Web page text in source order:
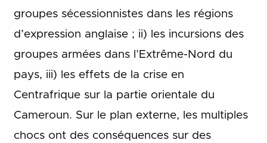
groupes sécessionnistes dans les régions
d’expression anglaise ; ii) les incursions des
groupes armées dans l’Extrême-Nord du
pays, iii) les effets de la crise en
Centrafrique sur la partie orientale du
Cameroun. Sur le plan externe, les multiples
chocs ont des conséquences sur des